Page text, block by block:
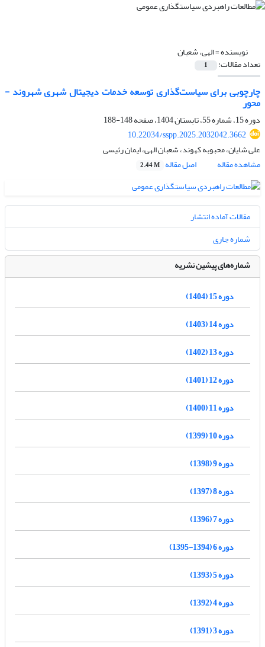
نویسنده =الهی، شعبان
تعداد مقالات: 1
چارچوبی برای سیاست‌گذاری توسعه خدمات دیجیتال شهری شهروند -
محور
دوره 15، شماره 55، تابستان 1404، صفحه
148-188
10.22034/sspp.2025.2032042.3662
علی شایان، محبوبه کهوند، شعبان الهی، ایمان رئیسی
مشاهده مقاله
اصل مقاله 2.44 M
مقالات آماده انتشار
شماره جاری
شماره‌های پیشین نشریه
دوره 15 (1404)
دوره 14 (1403)
دوره 13 (1402)
دوره 12 (1401)
دوره 11 (1400)
دوره 10 (1399)
دوره 9 (1398)
دوره 8 (1397)
دوره 7 (1396)
دوره 6 (1394-1395)
دوره 5 (1393)
دوره 4 (1392)
دوره 3 (1391)